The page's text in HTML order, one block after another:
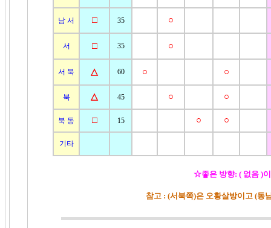
남 서 □ 35 ○
서 □ 35 ○
서 북 △ 60 ○ ○
북 △ 45 ○ ○
북 동 □ 15 ○ ○
기타
☆좋은 방향: ( 없음 )
참고 : (서북쪽)은 오황살방이고 (동